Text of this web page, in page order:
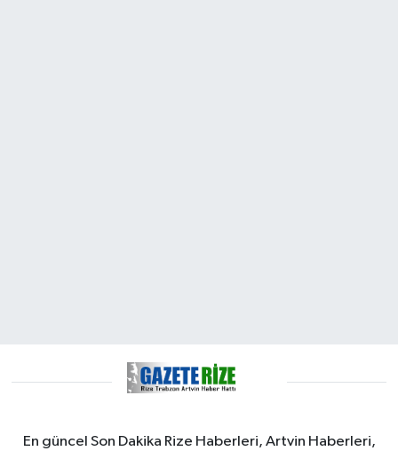
En güncel Son Dakika Rize Haberleri, Artvin Haberleri,